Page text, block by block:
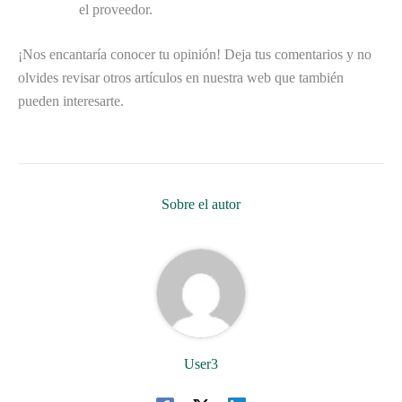
el proveedor.
¡Nos encantaría conocer tu opinión! Deja tus comentarios y no
olvides revisar otros artículos en nuestra web que también
pueden interesarte.
Sobre el autor
User3